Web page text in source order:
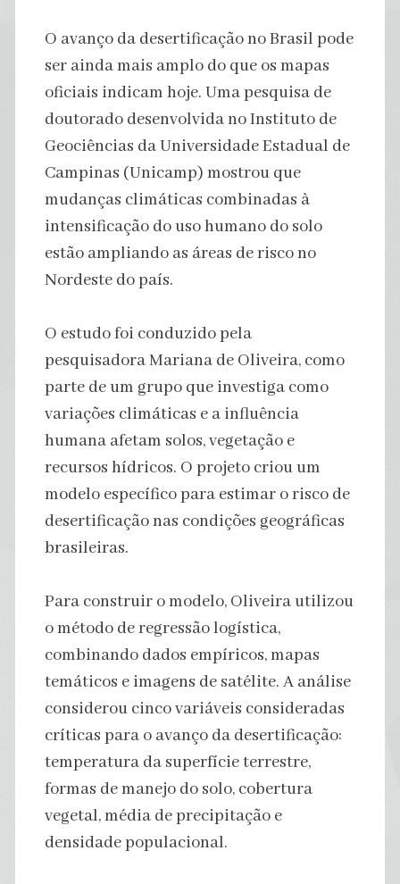
O avanço da desertificação no Brasil pode
ser ainda mais amplo do que os mapas
oficiais indicam hoje. Uma pesquisa de
doutorado desenvolvida no Instituto de
Geociências da Universidade Estadual de
Campinas (Unicamp) mostrou que
mudanças climáticas combinadas à
intensificação do uso humano do solo
estão ampliando as áreas de risco no
Nordeste do país.
O estudo foi conduzido pela
pesquisadora Mariana de Oliveira, como
parte de um grupo que investiga como
variações climáticas e a influência
humana afetam solos, vegetação e
recursos hídricos. O projeto criou um
modelo específico para estimar o risco de
desertificação nas condições geográficas
brasileiras.
Para construir o modelo, Oliveira utilizou
o método de regressão logística,
combinando dados empíricos, mapas
temáticos e imagens de satélite. A análise
considerou cinco variáveis consideradas
críticas para o avanço da desertificação:
temperatura da superfície terrestre,
formas de manejo do solo, cobertura
vegetal, média de precipitação e
densidade populacional.